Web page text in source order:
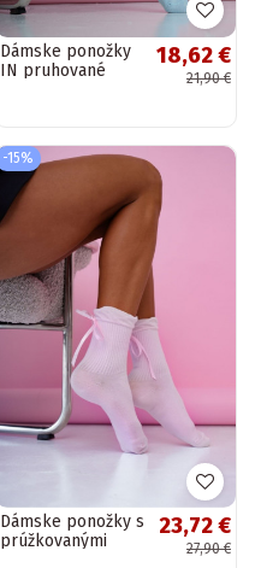
Dámske ponožky
IN pruhované
18,62 €
21,90 €
-15%
Dámske ponožky s
prúžkovanými
23,72 €
27,90 €